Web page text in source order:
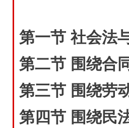
第一节 社会法
第二节 围绕合
第三节 围绕劳
第四节 围绕民